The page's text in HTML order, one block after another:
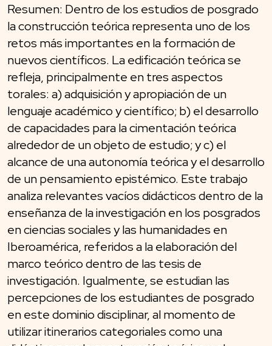
Resumen: Dentro de los estudios de posgrado
la construcción teórica representa uno de los
retos más importantes en la formación de
nuevos científicos. La edificación teórica se
refleja, principalmente en tres aspectos
torales: a) adquisición y apropiación de un
lenguaje académico y científico; b) el desarrollo
de capacidades para la cimentación teórica
alrededor de un objeto de estudio; y c) el
alcance de una autonomía teórica y el desarrollo
de un pensamiento epistémico. Este trabajo
analiza relevantes vacíos didácticos dentro de la
enseñanza de la investigación en los posgrados
en ciencias sociales y las humanidades en
Iberoamérica, referidos a la elaboración del
marco teórico dentro de las tesis de
investigación. Igualmente, se estudian las
percepciones de los estudiantes de posgrado
en este dominio disciplinar, al momento de
utilizar itinerarios categoriales como una